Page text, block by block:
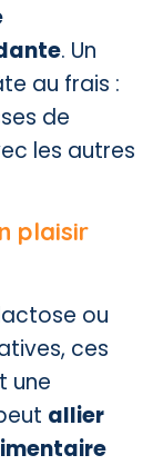
. Un
au frais :
de
les autres
plaisir
ou
ces
une
allier